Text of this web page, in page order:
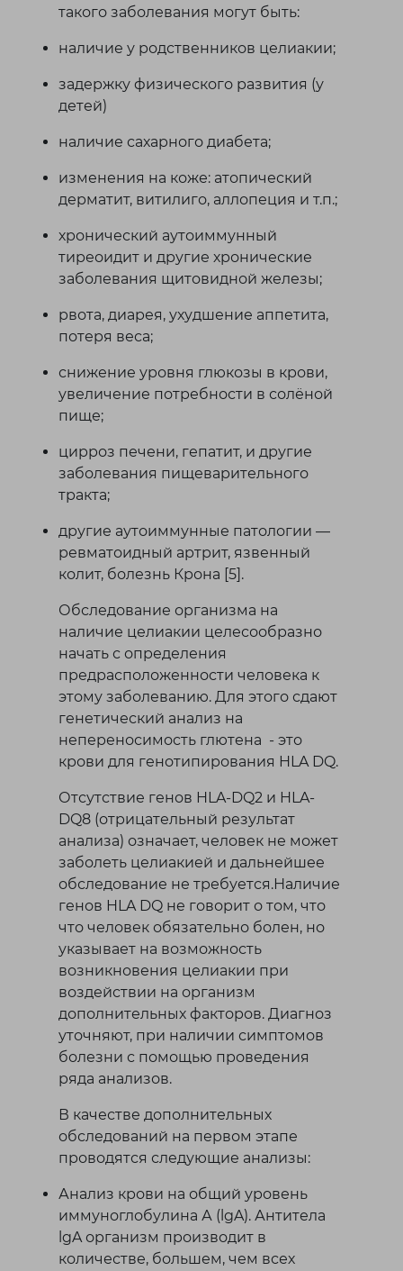
такого заболевания могут быть:
наличие у родственников целиакии;
задержку физического развития (у
детей)
наличие сахарного диабета;
изменения на коже: атопический
дерматит, витилиго, аллопеция и т.п.;
хронический аутоиммунный
тиреоидит и другие хронические
заболевания щитовидной железы;
рвота, диарея, ухудшение аппетита,
потеря веса;
снижение уровня глюкозы в крови,
увеличение потребности в солёной
пище;
цирроз печени, гепатит, и другие
заболевания пищеварительного
тракта;
другие аутоиммунные патологии —
ревматоидный артрит, язвенный
колит, болезнь Крона [5].
Обследование организма на
наличие целиакии целесообразно
начать с определения
предрасположенности человека к
этому заболеванию. Для этого сдают
генетический анализ на
непереносимость глютена - это
крови для генотипирования HLA DQ.
Отсутствие генов HLA-DQ2 и HLA-
DQ8 (отрицательный результат
анализа) означает, человек не может
заболеть целиакией и дальнейшее
обследование не требуется.Наличие
генов HLA DQ не говорит о том, что
что человек обязательно болен, но
указывает на возможность
возникновения целиакии при
воздействии на организм
дополнительных факторов. Диагноз
уточняют, при наличии симптомов
болезни с помощью проведения
ряда анализов.
В качестве дополнительных
обследований на первом этапе
проводятся следующие анализы:
Анализ крови на общий уровень
иммуноглобулина А (lgA). Антитела
lgA организм производит в
количестве, большем, чем всех